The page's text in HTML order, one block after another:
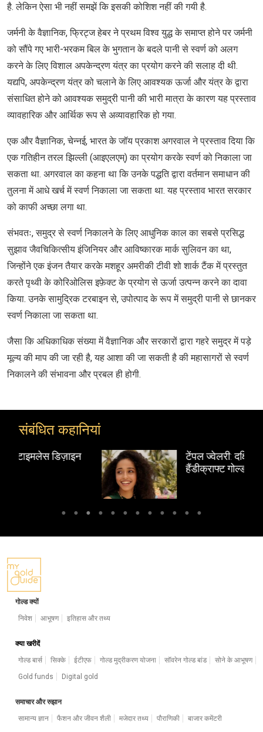
है. लेकिन ऐसा भी नहीं समझें कि इसकी कोशिश नहीं की गयी है.
जर्मनी के वैज्ञानिक, फ्रिट्ज हेबर ने प्रथम विश्व युद्ध के समाप्त होने पर जर्मनी
को सौंपे गए भारी-भरकम बिल के भुगतान के बदले पानी से स्वर्ण को अलग
करने के लिए विशाल अपकेन्द्रण यंत्र का प्रयोग करने की सलाह दी थी.
यद्यपि, अपकेन्द्रण यंत्र को चलाने के लिए आवश्यक ऊर्जा और यंत्र के द्वारा
संसाधित होने को आवश्यक समुद्री पानी की भारी मात्रा के कारण यह प्रस्ताव
व्यावहारिक और आर्थिक रूप से अव्यावहारिक हो गया.
एक और वैज्ञानिक, चेन्नई, भारत के जॉय प्रकाश अगरवाल ने प्रस्ताव दिया कि
एक गतिहीन तरल झिल्ली (आइएलएम्) का प्रयोग करके स्वर्ण को निकाला जा
सकता था. अगरवाल का कहना था कि उनके पद्धति द्वारा वर्तमान समाधान की
तुलना में आधे खर्च में स्वर्ण निकाला जा सकता था. यह प्रस्ताव भारत सरकार
को काफी अच्छा लगा था.
संभवतः, समुद्र से स्वर्ण निकालने के लिए आधुनिक काल का सबसे प्रसिद्ध
सुझाव जैवचिकित्सीय इंजिनियर और आविष्कारक मार्क सुलिवन का था,
जिन्होंने एक इंजन तैयार करके मशहूर अमरीकी टीवी शो शार्क टैंक में प्रस्तुत
करते पृथ्वी के कोरिओलिस इफ़ेक्ट के प्रयोग से ऊर्जा उत्पन्न करने का दावा
किया. उनके सामुद्रिक टरबाइन से, उपोत्पाद के रूप में समुद्री पानी से छानकर
स्वर्ण निकाला जा सकता था.
जैसा कि अधिकाधिक संख्या में वैज्ञानिक और सरकारों द्वारा गहरे समुद्र में पड़े
मूल्य की माप की जा रही है, यह आशा की जा सकती है की महासागरों से स्वर्ण
निकालने की संभावना और प्रबल ही होगी.
संबंधित कहानियां
टेंपल ज्वेलरी: दक्षिण भारत के
हैंडीक्राफ्ट गोल्ड मास्टरपीस
गोल्ड क्यों
निवेश
आभूषण इतिहास और तथ्य
क्या खरीदें
गोल्ड बार्स
सिक्के ईटीएफ गोल्ड मुद्रीकरण योजना सॉवरेन गोल्ड बांड
सोने के आभूषण
Gold funds
Digital gold
समाचार और रुझान
सामान्य ज्ञान
फैशन और जीवन शैली मजेदार तथ्य पौराणिकी बाजार कमेंटरी